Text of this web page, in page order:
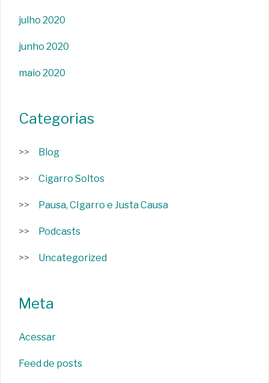
julho 2020
junho 2020
maio 2020
Categorias
Blog
Cigarro Soltos
Pausa, CIgarro e Justa Causa
Podcasts
Uncategorized
Meta
Acessar
Feed de posts